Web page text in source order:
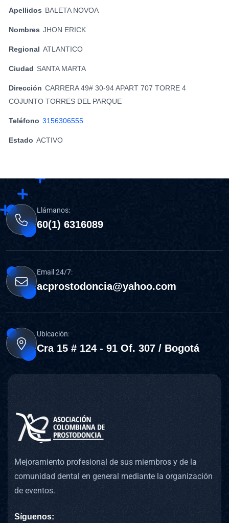
Apellidos BALETA NOVOA
Nombres JHON ERICK
Regional ATLANTICO
Ciudad SANTA MARTA
Dirección CARRERA 49# 30-94 APART 707 TORRE 4
COJUNTO TORRES DEL PARQUE
Teléfono 3156306555
Estado ACTIVO
Llámanos:
60(1) 6316089
Email 24/7:
acprostodoncia@yahoo.com
Ubicación:
Cra 15 # 124 - 91 Of. 307 / Bogotá
Mejoramiento profesional de sus miembros y de la
comunidad dental en general mediante la organización
de eventos.
Síguenos: